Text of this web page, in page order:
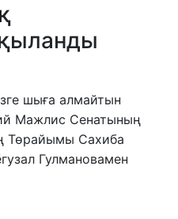
шыға алмайтын
Мажлис Сенатының
Төрайымы Сахиба
Гулмановамен